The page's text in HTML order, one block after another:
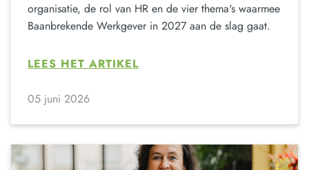
organisatie, de rol van HR en de vier thema's waarmee
Baanbrekende Werkgever in 2027 aan de slag gaat.
LEES HET ARTIKEL
05 juni 2026